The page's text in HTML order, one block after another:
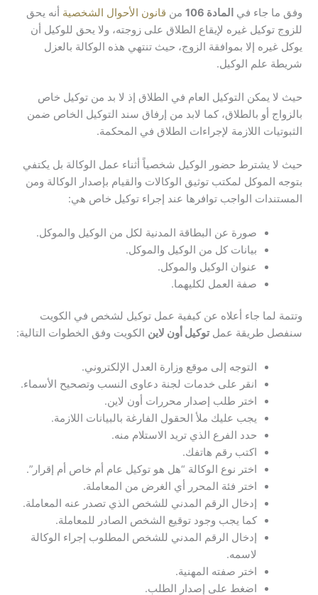
وفق ما جاء في المادة 106 من قانون الأحوال الشخصية أنه يحق
للزوج توكيل غيره لإيقاع الطلاق على زوجته، ولا يحق للوكيل أن
يوكل غيره إلا بموافقة الزوج، حيث تنتهي هذه الوكالة بالعزل
شريطة علم الوكيل.
حيث لا يمكن التوكيل العام في الطلاق إذ لا بد من توكيل خاص
بالزواج أو بالطلاق، كما لابد من إرفاق سند التوكيل الخاص ضمن
الثبوتيات اللازمة لإجراءات الطلاق في المحكمة.
حيث لا يشترط حضور الوكيل شخصياً أثناء عمل الوكالة بل يكتفي
بتوجه الموكل لمكتب توثيق الوكالات والقيام بإصدار الوكالة ومن
المستندات الواجب توافرها عند إجراء توكيل خاص هي:
صورة عن البطاقة المدنية لكل من الوكيل والموكل.
بيانات كل من الوكيل والموكل.
عنوان الوكيل والموكل.
صفة العمل لكليهما.
وتتمة لما جاء أعلاه عن كيفية عمل توكيل لشخص في الكويت
سنفصل طريقة عملتوكيل أون لاين الكويت وفق الخطوات التالية:
التوجه إلى موقع وزارة العدل الإلكتروني.
انقر على خدمات لجنة دعاوى النسب وتصحيح الأسماء.
اختر طلب إصدار محررات أون لاين.
يجب عليك ملأ الحقول الفارغة بالبيانات اللازمة.
حدد الفرع الذي تريد الاستلام منه.
اكتب رقم هاتفك.
اختر نوع الوكالة “هل هو توكيل عام أم خاص أم إقرار”.
اختر فئة المحرر أي الغرض من المعاملة.
إدخال الرقم المدني للشخص الذي تصدر عنه المعاملة.
كما يجب وجود توقيع الشخص الصادر للمعاملة.
إدخال الرقم المدني للشخص المطلوب إجراء الوكالة
لاسمه.
اختر صفته المهنية.
اضغط على إصدار الطلب.